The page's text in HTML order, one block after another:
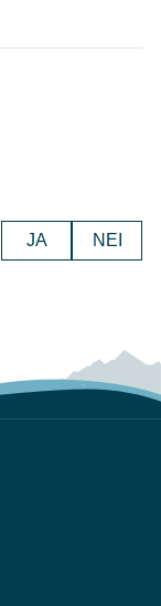
JA NEI